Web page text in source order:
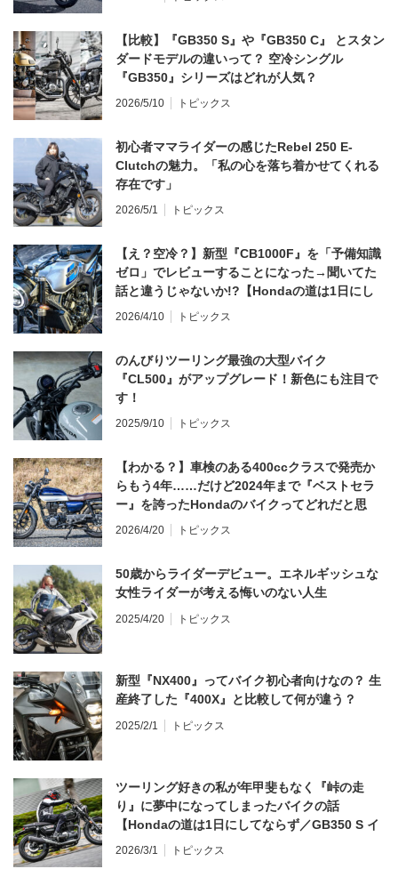
【比較】『GB350 S』や『GB350 C』 とスタン
ダードモデルの違いって？ 空冷シングル
『GB350』シリーズはどれが人気？
2026/5/10 トピックス
初心者ママライダーの感じたRebel 250 E-
Clutchの魅力。「私の心を落ち着かせてくれる
存在です」
2026/5/1 トピックス
【え？空冷？】新型『CB1000F』を「予備知識
ゼロ」でレビューすることになった→聞いてた
話と違うじゃないか!?【Hondaの道は1日にし
てならず／CB1000F ①第一印象 編】
2026/4/10 トピックス
のんびりツーリング最強の大型バイク
『CL500』がアップグレード！新色にも注目で
す！
2025/9/10 トピックス
【わかる？】車検のある400ccクラスで発売か
らもう4年……だけど2024年まで『ベストセラ
ー』を誇ったHondaのバイクってどれだと思
う？
2026/4/20 トピックス
50歳からライダーデビュー。エネルギッシュな
女性ライダーが考える悔いのない人生
2025/4/20 トピックス
新型『NX400』ってバイク初心者向けなの？ 生
産終了した『400X』と比較して何が違う？
2025/2/1 トピックス
ツーリング好きの私が年甲斐もなく『峠の走
り』に夢中になってしまったバイクの話
【Hondaの道は1日にしてならず／GB350 S イ
ンプレ・レビュー 前編】
2026/3/1 トピックス